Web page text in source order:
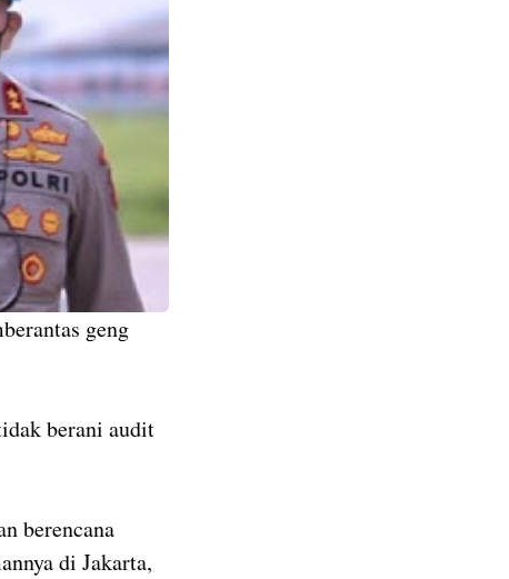
geng
berani audit
berencana
di Jakarta,